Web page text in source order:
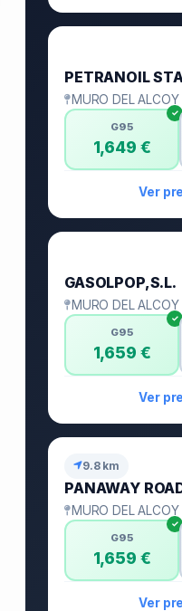
PETRANOIL
MURO DEL ALCOY
G95
1,649 €
Ver
GASOLPOP,S.L.
MURO DEL ALCOY
G95
1,659 €
Ver
9.8 km
PANAWAY
MURO DEL ALCOY
G95
1,659 €
Ver